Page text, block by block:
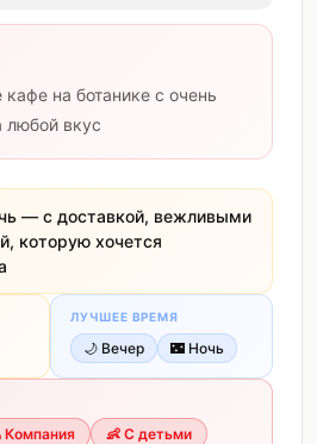
на ботанике с очень
вкус
— с доставкой, вежливыми
которую хочется
ЛУЧШЕЕ ВРЕМЯ
🌙 Вечер 🌃 Ночь
Компания 👶 С детьми